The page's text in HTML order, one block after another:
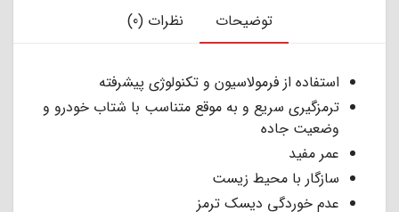
توضیحات نظرات (0)
استفاده از فرمولاسیون و تکنولوژی پیشرفته
ترمزگیری سریع و به موقع متناسب با شتاب خودرو و
وضعیت جاده
عمر مفید
سازگار با محیط زیست
عدم خوردگی دیسک ترمز